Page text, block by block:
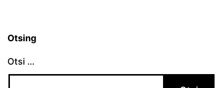
Otsing
Otsi …